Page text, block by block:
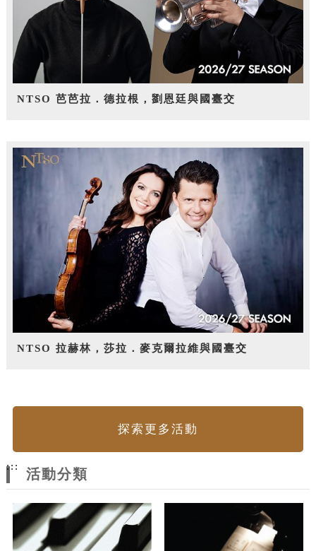
NTSO 芭芭拉．德拉根，劉恩廷與國臺交
NTSO 拉赫林，莎拉．麥克爾拉維與國臺交
探索更多活動
:::
活動分類